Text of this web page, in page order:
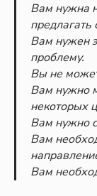
Вам нужна
Вам нужен
проблему.
Вы не
Вам нужно
некоторых
Вам нужно
Вам
Вам